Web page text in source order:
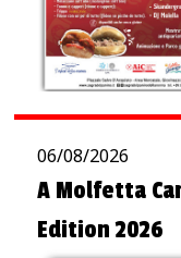
06/08/2026
A Molfetta
Edition 2026